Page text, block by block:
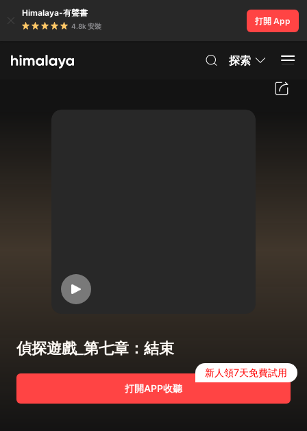
Himalaya-有聲書
4.8k 安裝
打開 App
探索
偵探遊戲_第七章：結束
打開APP收聽
新人領7天免費試用